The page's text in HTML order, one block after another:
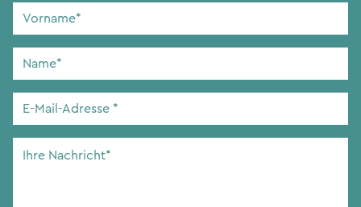
Vorname
Name
E-
Adresse*